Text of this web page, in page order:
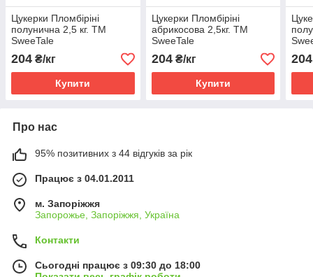
Цукерки Пломбіріні
полунична 2,5 кг. ТМ
SweeTale
204 ₴/кг
Купити
Цукерки Пломбіріні
абрикосова 2,5кг. ТМ
SweeTale
204₴/кг
Купити
204
Про нас
95% позитивних з 44 відгуків за рік
Працює з 04.01.2011
м. Запоріжжя
Запорожье, Запоріжжя, Україна
Контакти
Сьогодні працює з 09:30 до 18:00